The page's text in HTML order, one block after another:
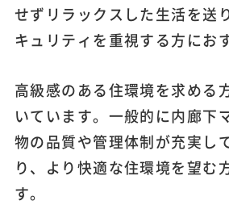
せずリラックスした生活を送
キュリティを重視する方にお
高級感のある住環境を求める
いています。一般的に内廊下
物の品質や管理体制が充実し
り、より快適な住環境を望む
す。